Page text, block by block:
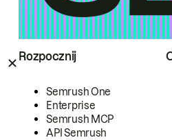
Rozpocznij
Semrush One
Enterprise
Semrush MCP
API Semrush